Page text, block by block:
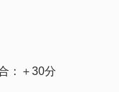
：＋30分